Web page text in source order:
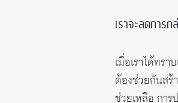
เราจะลดการก
เมื่อเราได้ทร
ต้องช่วยกันสร้
ช่วยเหลือ การ